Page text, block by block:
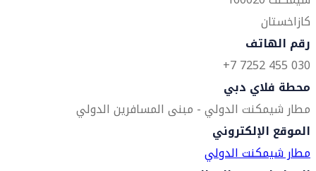
كازاخستان
رقم الهاتف
030 455 7252 7+
محطة فلاي دبي
مطار شيمكنت الدولي - مبنى المسافرين الدولي
الموقع الإلكتروني
مطار شيمكنت الدولي